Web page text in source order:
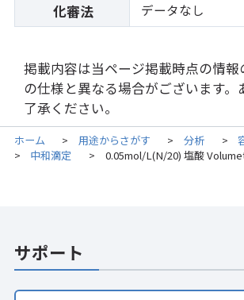
化審法 データなし
掲載内容は当ページ掲載時点の情報
の仕様と異なる場合がございます。
了承ください。
ホーム > 用途からさがす > 分析 >
> 中和滴定 > 0.05mol/L(N/20) 塩酸
サポート